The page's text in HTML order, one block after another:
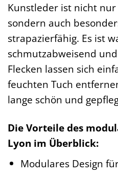
Kunstleder ist nicht
sondern auch
strapazierfähig. Es ist
schmutzabweisend
Flecken lassen sich
feuchten Tuch
lange schön und
Die Vorteile des
Lyon im Überblick:
Modulares Design